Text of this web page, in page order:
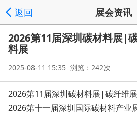
返回 展会资讯
2026第11届深圳碳材料展|
料展
2025-08-11 15:35 浏览：242次
2026第11届深圳碳材料展|碳纤维
2026第十一届深圳国际碳材料产业